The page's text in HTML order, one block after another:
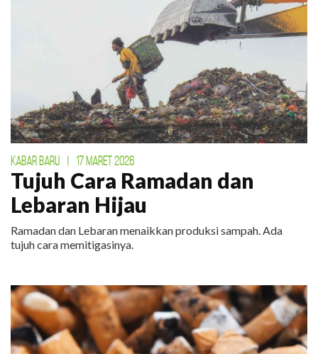
KABAR BARU 17 MARET 2026
Tujuh Cara Ramadan dan
Lebaran Hijau
Ramadan dan Lebaran menaikkan produksi sampah. Ada
tujuh cara memitigasinya.